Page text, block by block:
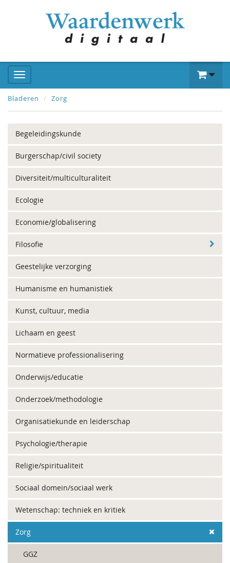
Bladeren Zorg
Begeleidingskunde
Burgerschap/civil society
Diversiteit/multiculturaliteit
Ecologie
Economie/globalisering
Filosofie
Geestelijke verzorging
Humanisme en humanistiek
Kunst, cultuur, media
Lichaam en geest
Normatieve professionalisering
Onderwijs/educatie
Onderzoek/methodologie
Organisatiekunde en leiderschap
Psychologie/therapie
Religie/spiritualiteit
Sociaal domein/sociaal werk
Wetenschap: techniek en kritiek
Zorg
GGZ